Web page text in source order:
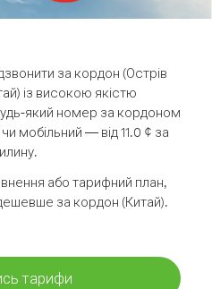
за кордон (Острів
із високою якістю
який номер за кордоном
мобільний — від 11.0 ¢ за
або тарифний план,
за кордон (Китай).
тарифи